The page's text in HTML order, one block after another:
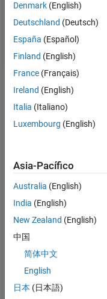
Follow
Panel de control
Estadística
CONTRIBUCIONES L
-2
-1
1
2
3
Denmark (English)
Deutschland (Deutsch)
España (Español)
Finland (English)
France (Français)
Ireland (English)
Italia (Italiano)
Luxembourg (English)
Asia-Pacífico
Australia (English)
India (English)
New Zealand (English)
中国
简体中文
English
日本 (日本語)